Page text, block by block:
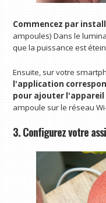
Commencez par
ampoules) Dans le
que la puissance est
Ensuite, sur votre
l'application
pour ajouter
ampoule sur le réseau
3. Configurez votre